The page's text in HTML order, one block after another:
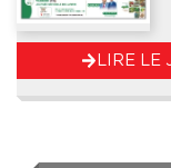
LIRE LE